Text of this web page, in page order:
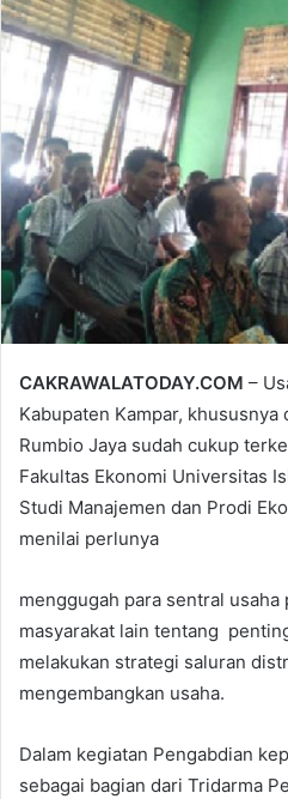
CAKRAWALATODAY.COM –
Kabupaten Kampar, khususnya
Rumbio Jaya sudah cukup
Fakultas Ekonomi Universitas
Studi Manajemen dan Prodi
menilai perlunya
menggugah para sentral
masyarakat lain tentang
melakukan strategi saluran
mengembangkan usaha.
Dalam kegiatan Pengabdian
sebagai bagian dari Tridarma